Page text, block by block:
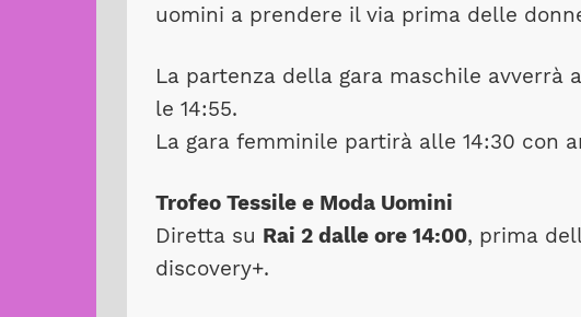
uomini a prendere il via prima delle
La partenza della gara maschile avverrà
le 14:55.
La gara femminile partirà alle 14:30 con
Trofeo Tessile e Moda Uomini
Diretta su Rai 2 dalle ore 14:00, prima
discovery+.